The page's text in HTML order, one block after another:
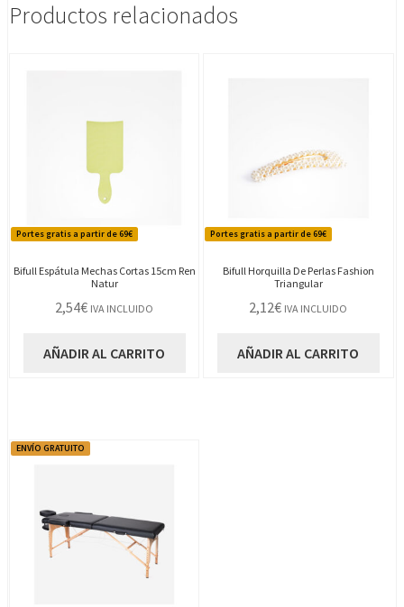
Productos relacionados
Portes gratis a partir de 69€
Bifull Espátula Mechas Cortas 15cm Ren
Natur
2,54€ IVA INCLUIDO
AÑADIR AL CARRITO
Portes gratis a partir de 69€
Bifull Horquilla De Perlas Fashion
Triangular
2,12€ IVA INCLUIDO
AÑADIR AL CARRITO
ENVÍO GRATUITO